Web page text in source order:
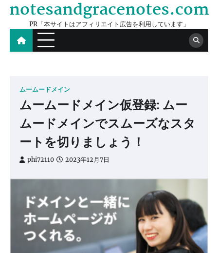
Skip
content
notesandgracenotes.com
PR「本サイトはアフィリエイト広告を利用しています」
ムームードメイン
ムームードメイン仮登録: ムー
ムードメインでスムーズなスタ
ートを切りましょう！
phi72110 2023年12月7日